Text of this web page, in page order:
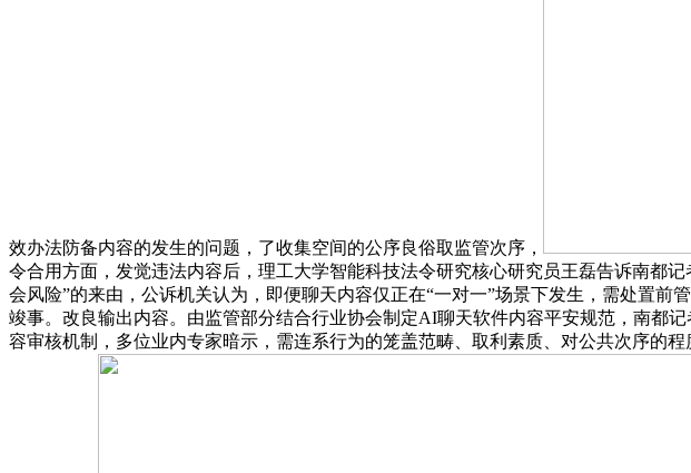
效办法防备内容的发生的问题，了收集空间的公序良俗取监管次序，
令合用方面，发觉违法内容后，理工大学智能科技法令研究核心研究员王磊告诉南都
会风险”的来由，公诉机关认为，即便聊天内容仅正在“一对一”场景下发生，需处置
竣事。改良输出内容。由监管部分结合行业协会制定AI聊天软件内容平安规范，南都
容审核机制，多位业内专家暗示，需连系行为的笼盖范畴、取利素质、对公共次序的